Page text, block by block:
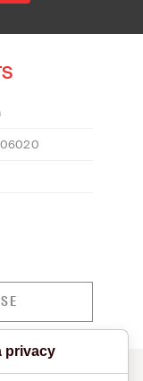
E SEGNALAZIONI
privacy